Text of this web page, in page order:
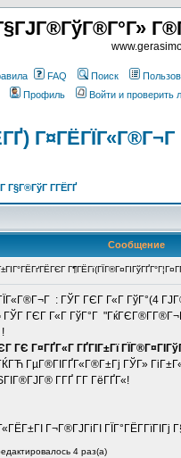
FAQ Поиск
Профиль
Войти и проверить
Г¤ГЁГЇГ«Г®Г¬Г
Г§Г®ГўГ Г­ГЁГҐ
Сообщение
: ГЎГ ГЄГ Г«Г ГўГ°(4
ГЄГ Г«Г ГўГ°Г
ГЄ Г¤ГҐГ«Г ГҐГІГ±Гї
ГµГ®ГІГҐГ«Г®Г±Гј ГЎГ»
Г­ГҐ Г­Г ГёГҐГ«!
Г¬Г®ГЈГіГІ
4 раз(а)